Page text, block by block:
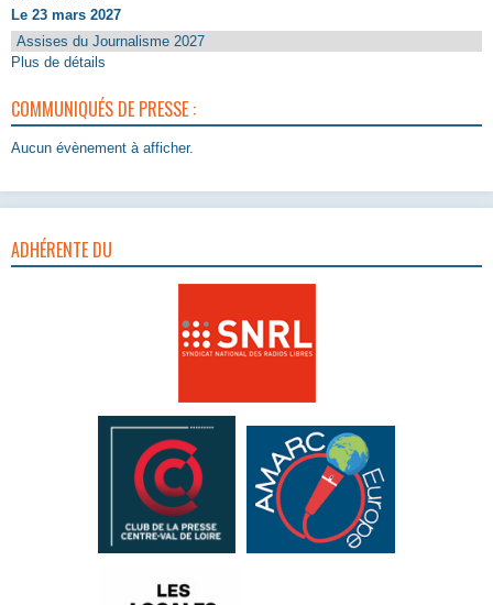
Le 23 mars 2027
Assises du Journalisme 2027
Plus de détails
COMMUNIQUÉS DE PRESSE :
Aucun évènement à afficher.
ADHÉRENTE DU